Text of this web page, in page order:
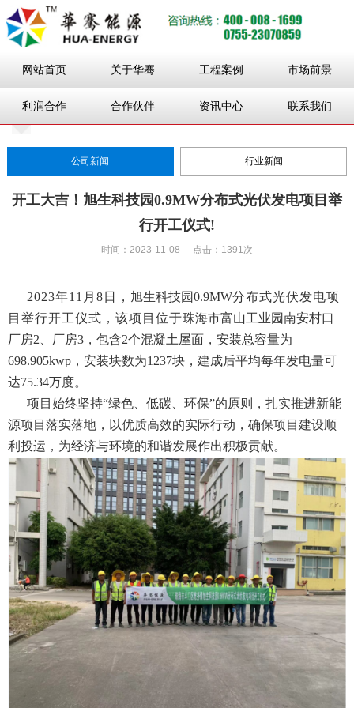
网站首页 关于华骞 工程案例 市场前景
利润合作 合作伙伴 资讯中心 联系我们
公司新闻 行业新闻
开工大吉！旭生科技园0.9MW分布式光伏发电项目举
行开工仪式!
时间：2023-11-08 点击：1391次
2023年11月8日， 旭生科技园0.9MW分布式光伏发电项
目举行开工仪式 ， 该项目位于珠海市富山工业园南安村口
厂房2、厂房3 ， 包含2个混凝土屋面，安装总容量为
698.905kwp，安装块数为1237块，建成后平均每年发电量可
达75.34万度。
项目始终坚持“绿色、低碳、环保”的原则，扎实推进新能
源项目落实落地，以优质高效的实际行动，确保项目建设顺
利投运，为经济与环境的和谐发展作出积极贡献。